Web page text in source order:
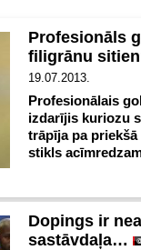
Profesionāls
filigrānu
19.07.2013.
Profesionālais
izdarījis kuriozu
trāpīja pa
stikls
Dopings ir
sastāvdaļa…